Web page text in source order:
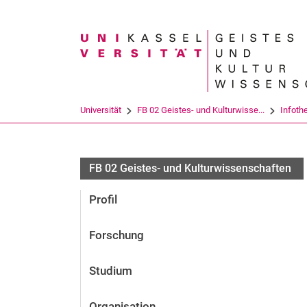
Suchbegriff
Universität FB 02 Geistes- und Kulturwisse...
FB 02 Geistes- und Kulturwissenschaften
Profil
Forschung
Studium